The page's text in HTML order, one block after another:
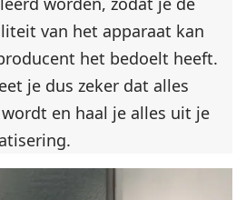
van het apparaat kan
het bedoelt heeft.
je dus zeker dat alles
en haal je alles uit je